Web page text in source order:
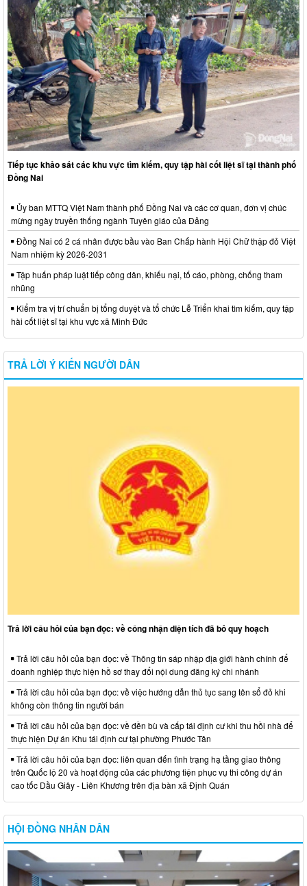
Tiếp tục khảo sát các khu vực tìm kiếm, quy tập hài cốt liệt sĩ tại thành phố
Đồng Nai
Ủy ban MTTQ Việt Nam thành phố Đồng Nai và các cơ quan, đơn vị chúc
mừng ngày truyền thống ngành Tuyên giáo của Đảng
Đồng Nai có 2 cá nhân được bầu vào Ban Chấp hành Hội Chữ thập đỏ Việt
Nam nhiệm kỳ 2026-2031
Tập huấn pháp luật tiếp công dân, khiếu nại, tố cáo, phòng, chống tham
nhũng
Kiểm tra vị trí chuẩn bị tổng duyệt và tổ chức Lễ Triển khai tìm kiếm, quy tập
hài cốt liệt sĩ tại khu vực xã Minh Đức
TRẢ LỜI Ý KIẾN NGƯỜI DÂN
Trả lời câu hỏi của bạn đọc: về công nhận diện tích đã bỏ quy hoạch
Trả lời câu hỏi của bạn đọc: về Thông tin sáp nhập địa giới hành chính để
doanh nghiệp thực hiện hồ sơ thay đổi nội dung đăng ký chi nhánh
Trả lời câu hỏi của bạn đọc: về việc hướng dẫn thủ tục sang tên sổ đỏ khi
không còn thông tin người bán
Trả lời câu hỏi của bạn đọc: về đền bù và cấp tái định cư khi thu hồi nhà để
thực hiện Dự án Khu tái định cư tại phường Phước Tân
Trả lời câu hỏi của bạn đọc: liên quan đến tình trạng hạ tầng giao thông
trên Quốc lộ 20 và hoạt động của các phương tiện phục vụ thi công dự án
cao tốc Dầu Giây - Liên Khương trên địa bàn xã Định Quán
HỘI ĐỒNG NHÂN DÂN